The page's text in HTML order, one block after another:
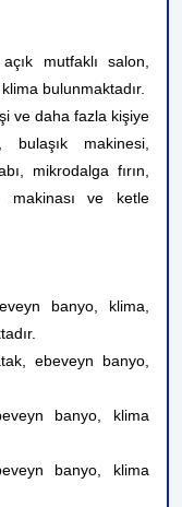
mutfaklı salon,
bulunmaktadır.
ve daha fazla kişiye
makinesi,
mikrodalga fırın,
makinası ve ketle
banyo, klima,
ebeveyn banyo,
banyo, klima
banyo, klima